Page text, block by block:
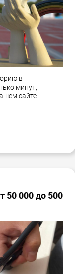
в
минут,
сайте.
50 000 до 500